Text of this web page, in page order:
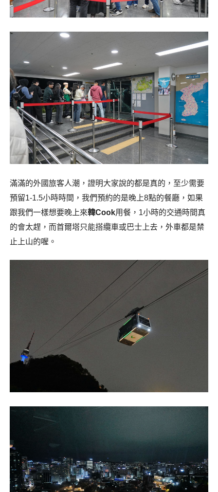
滿滿的外國旅客人潮，證明大家說的都是真的，至少需要
預留1-1.5小時時間，我們預約的是晚上8點的餐廳，如果
跟我們一樣想要晚上來韓Cook用餐，1小時的交通時間真
的會太趕，而首爾塔只能搭纜車或巴士上去，外車都是禁
止上山的喔。